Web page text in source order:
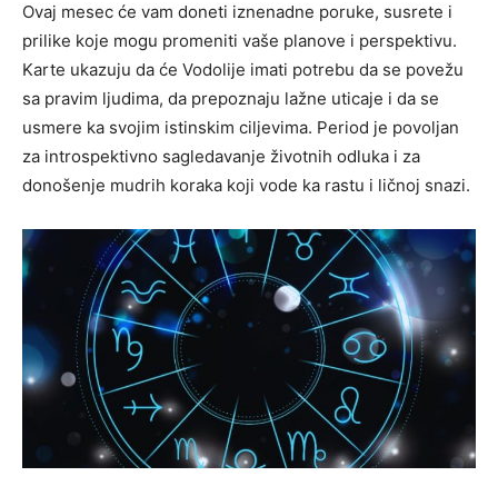
Ovaj mesec će vam doneti iznenadne poruke, susrete i
prilike koje mogu promeniti vaše planove i perspektivu.
Karte ukazuju da će Vodolije imati potrebu da se povežu
sa pravim ljudima, da prepoznaju lažne uticaje i da se
usmere ka svojim istinskim ciljevima. Period je povoljan
za introspektivno sagledavanje životnih odluka i za
donošenje mudrih koraka koji vode ka rastu i ličnoj snazi.